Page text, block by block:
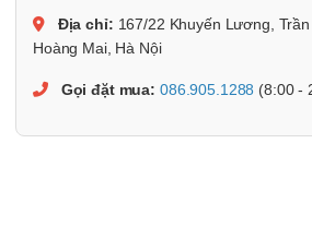
Địa chỉ: 167/22 Khuyến Lương, Trần
Hoàng Mai, Hà Nội
Gọi đặt mua: 086.905.1288 (8:00 -